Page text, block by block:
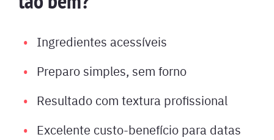
Ingredientes acessíveis
Preparo simples, sem forno
Resultado com textura profissional
Excelente custo-benefício para datas